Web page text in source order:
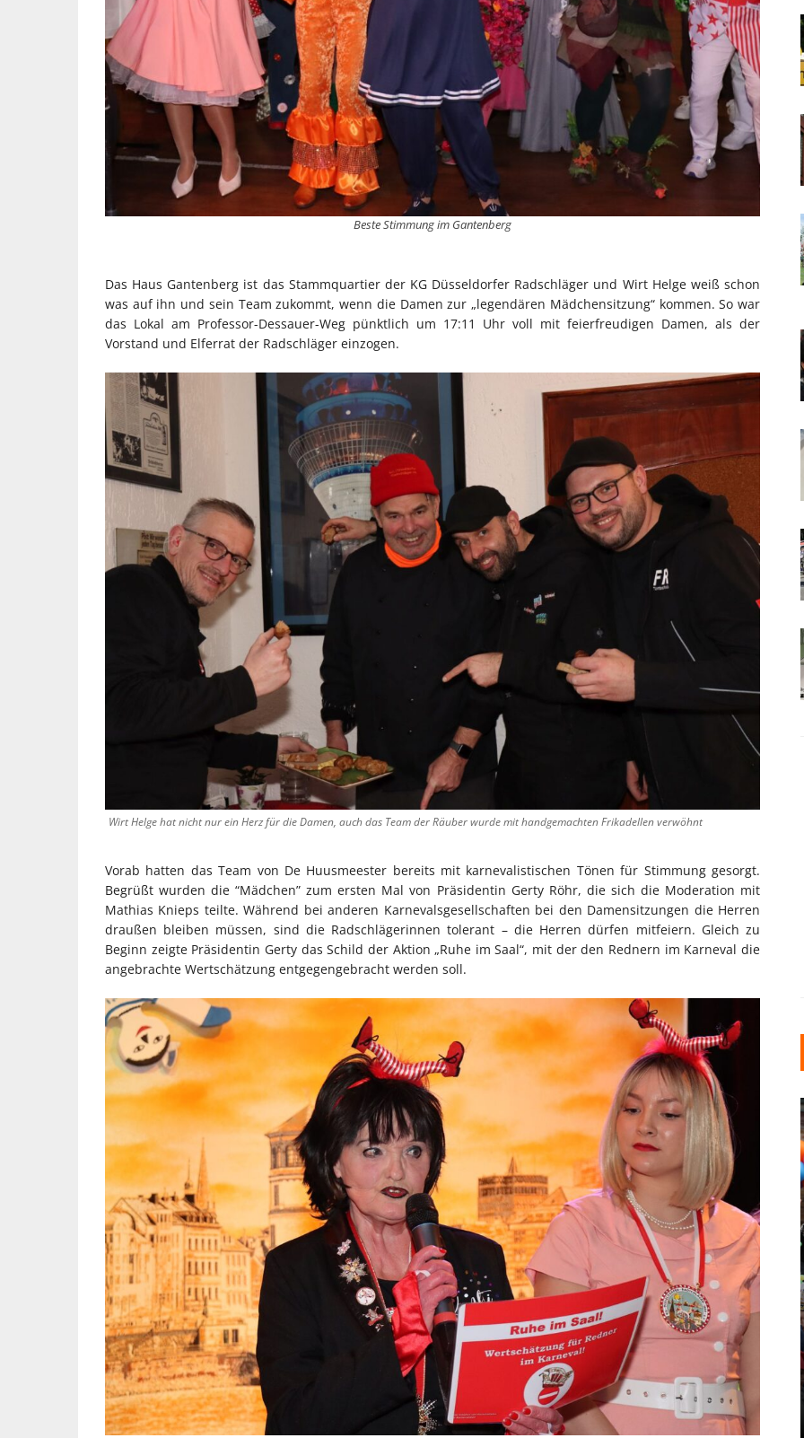
Beste Stimmung im Gantenberg
Das Haus Gantenberg ist das Stammquartier der KG Düsseldorfer Radschläger und Wirt Helge weiß schon
was auf ihn und sein Team zukommt, wenn die Damen zur „legendären Mädchensitzung“ kommen. So war
das Lokal am Professor-Dessauer-Weg pünktlich um 17:11 Uhr voll mit feierfreudigen Damen, als der
Vorstand und Elferrat der Radschläger einzogen.
Wirt Helge hat nicht nur ein Herz für die Damen, auch das Team der Räuber wurde mit handgemachten Frikadellen verwöhnt
Vorab hatten das Team von De Huusmeester bereits mit karnevalistischen Tönen für Stimmung gesorgt.
Begrüßt wurden die “Mädchen” zum ersten Mal von Präsidentin Gerty Röhr, die sich die Moderation mit
Mathias Knieps teilte. Während bei anderen Karnevalsgesellschaften bei den Damensitzungen die Herren
draußen bleiben müssen, sind die Radschlägerinnen tolerant – die Herren dürfen mitfeiern. Gleich zu
Beginn zeigte Präsidentin Gerty das Schild der Aktion „Ruhe im Saal“, mit der den Rednern im Karneval die
angebrachte Wertschätzung entgegengebracht werden soll.
INDUSTRIELLER CHIC: WIE
KUNSTSTOFFFENSTER DEN
LOFT-STIL IN IHREM
EINFAMILIENHAUS
UNTERSTÜTZEN
Die Inspiration des industriellen Chics sind die
Werkshallen des Industriezeitalters. Die Basis für
diesen Stil sind große Räume, schlicht gehalten
mit rustikalen Elementen und großen
Fensterflächen. Wie so vieles wurde ...